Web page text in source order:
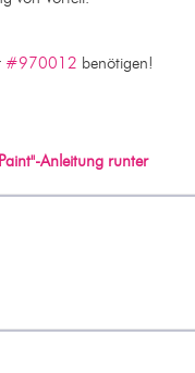
#970012 benötigen!
Anleitung runter